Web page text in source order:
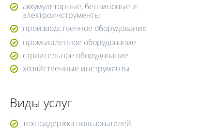
аккумуляторные, бензиновые и
электроинструменты
производственное оборудование
промышленное оборудование
строительное оборудование
хозяйственные инструменты
Виды услуг
техподдержка пользователей